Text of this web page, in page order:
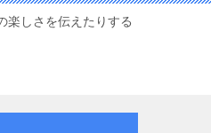
楽しさを伝えたりする